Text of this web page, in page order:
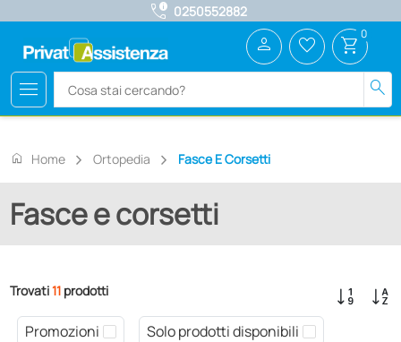
call_quality 0250552882
menu search
person favorite_border shopping_cart 0
home Home Ortopedia Fasce E Corsetti
Fasce e corsetti
Trovati11 prodotti
Promozioni
Solo prodotti disponibili